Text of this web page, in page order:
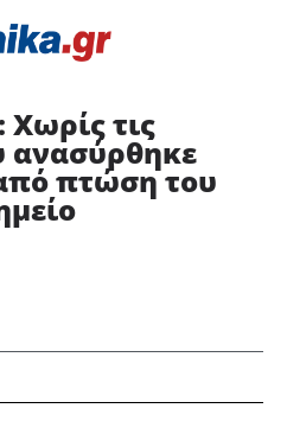
τις
ανασύρθηκε
πτώση του